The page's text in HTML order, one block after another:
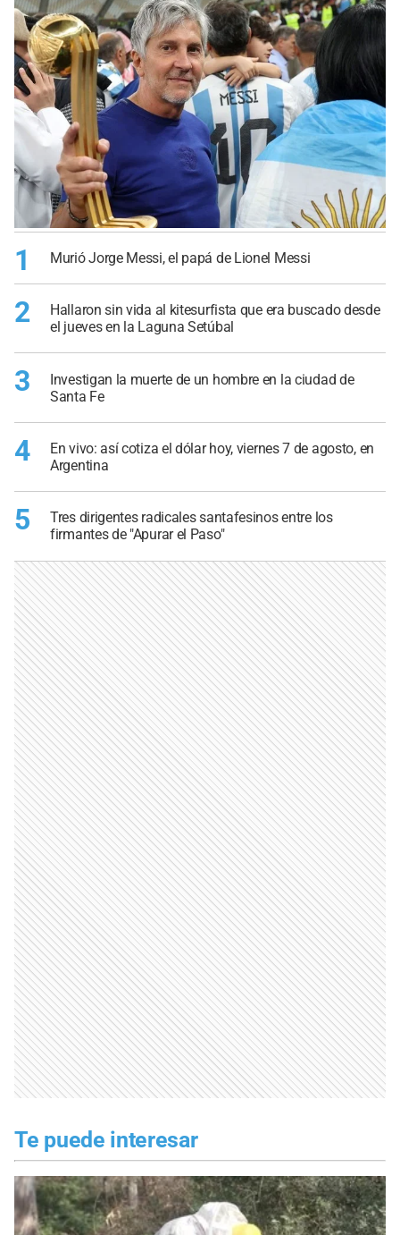
1 Murió Jorge Messi, el papá de Lionel Messi
2
Hallaron sin vida al kitesurfista que era buscado desde
el jueves en la Laguna Setúbal
3
Investigan la muerte de un hombre en la ciudad de
Santa Fe
4
En vivo: así cotiza el dólar hoy, viernes 7 de agosto, en
Argentina
5
Tres dirigentes radicales santafesinos entre los
firmantes de "Apurar el Paso"
Te puede interesar